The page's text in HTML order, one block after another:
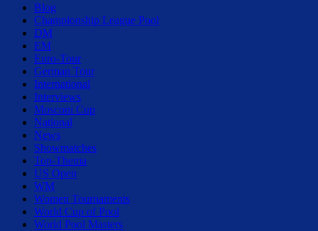
Blog
Championship League Pool
DM
EM
Euro-Tour
German Tour
International
Interviews
Mosconi Cup
National
News
Showmatches
Top-Thema
US Open
WM
Women Tournaments
World Cup of Pool
World Pool Masters